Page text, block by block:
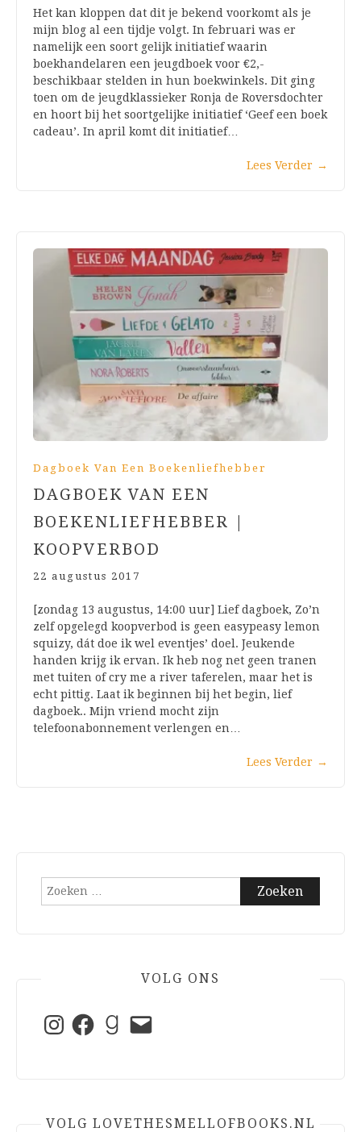
Het kan kloppen dat dit je bekend voorkomt als je
mijn blog al een tijdje volgt. In februari was er
namelijk een soort gelijk initiatief waarin
boekhandelaren een jeugdboek voor €2,-
beschikbaar stelden in hun boekwinkels. Dit ging
toen om de jeugdklassieker Ronja de Roversdochter
en hoort bij het soortgelijke initiatief ‘Geef een boek
cadeau’. In april komt dit initiatief…
Lees Verder →
Dagboek Van Een Boekenliefhebber
DAGBOEK VAN EEN
BOEKENLIEFHEBBER |
KOOPVERBOD
22 augustus 2017
[zondag 13 augustus, 14:00 uur] Lief dagboek, Zo’n
zelf opgelegd koopverbod is geen easypeasy lemon
squizy, dát doe ik wel eventjes’ doel. Jeukende
handen krijg ik ervan. Ik heb nog net geen tranen
met tuiten of cry me a river taferelen, maar het is
echt pittig. Laat ik beginnen bij het begin, lief
dagboek.. Mijn vriend mocht zijn
telefoonabonnement verlengen en…
Lees Verder →
Zoeken
VOLG ONS
InstagramFacebookGoodreads
E-
mail
VOLG LOVETHESMELLOFBOOKS.NL